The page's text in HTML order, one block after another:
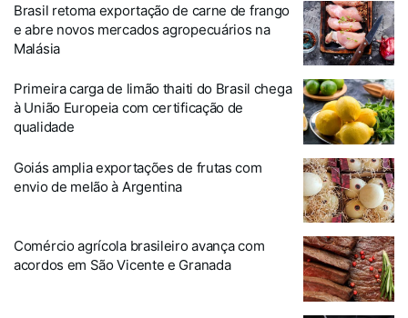
Brasil retoma exportação de carne de frango
e abre novos mercados agropecuários na
Malásia
Primeira carga de limão thaiti do Brasil chega
à União Europeia com certificação de
qualidade
Goiás amplia exportações de frutas com
envio de melão à Argentina
Comércio agrícola brasileiro avança com
acordos em São Vicente e Granada